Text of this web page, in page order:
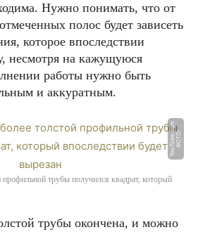
Нужно понимать, что от
полос будет зависеть
которое впоследствии
несмотря на кажущуюся
работы нужно быть
и аккуратным.
Ф
О
Т
О:
Y
o
u
T
u
b
e.
c
o
m
профильной трубы получился квадрат, который
трубы окончена, и можно